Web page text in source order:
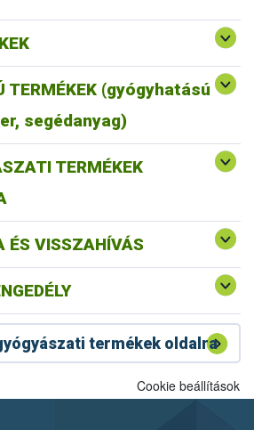
TERMÉKEK (gyógyhatású
segédanyag)
TERMÉKEK
ÉS VISSZAHÍVÁS
termékek oldalra
Cookie beállítások